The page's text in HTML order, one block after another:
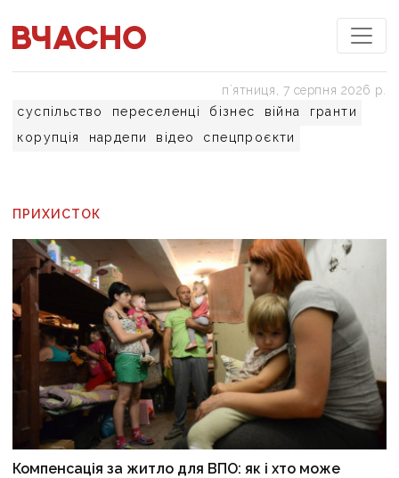
суспільство переселенці бізнес війна
гранти
корупція
нардепи відео спецпроєкти
пʼятниця, 7 серпня 2026 р.
ПРИХИСТОК
Компенсація за житло для ВПО: як і хто може